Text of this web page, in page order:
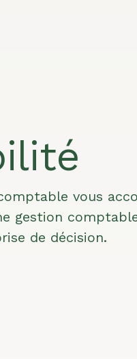
vous
gestion
de décision.